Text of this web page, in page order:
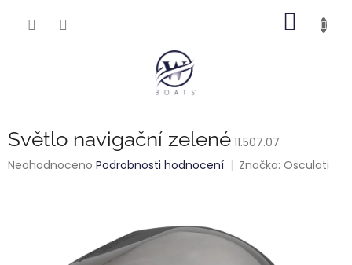
Světlo navigační zelené 11.507.07
Průměrné
Neohodnoceno Podrobnosti hodnocení Značka:Osculati